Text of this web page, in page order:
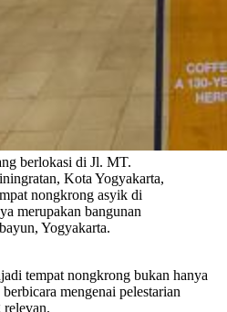
berlokasi di Jl. MT.
Kota Yogyakarta,
nongkrong asyik di
merupakan bangunan
Yogyakarta.
tempat nongkrong bukan hanya
mengenai pelestarian
relevan.